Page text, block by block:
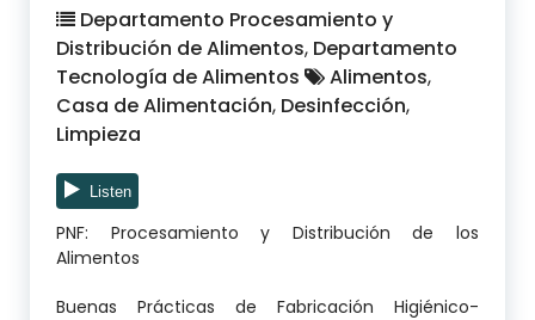
Departamento Procesamiento y
Distribución de Alimentos, Departamento
Tecnología de Alimentos
Alimentos,
Casa de Alimentación, Desinfección,
Limpieza
PNF: Procesamiento y Distribución de los
Alimentos
Buenas Prácticas de Fabricación Higiénico-